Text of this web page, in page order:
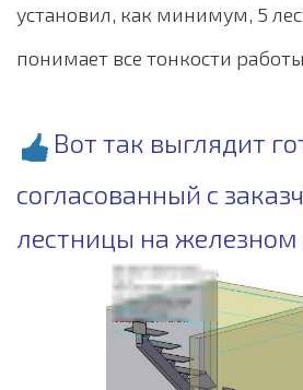
установил, как минимум, 5
понимает все тонкости
Вот так выглядит
согласованный с
лестницы на железном